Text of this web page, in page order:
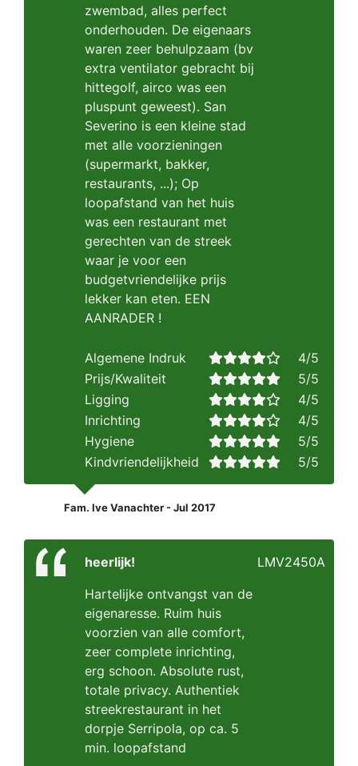
zwembad, alles perfect
onderhouden. De eigenaars
waren zeer behulpzaam (bv
extra ventilator gebracht bij
hittegolf, airco was een
pluspunt geweest). San
Severino is een kleine stad
met alle voorzieningen
(supermarkt, bakker,
restaurants, ...); Op
loopafstand van het huis
was een restaurant met
gerechten van de streek
waar je voor een
budgetvriendelijke prijs
lekker kan eten. EEN
AANRADER !
Algemene Indruk
4/5
Prijs/Kwaliteit
5/5
Ligging
4/5
Inrichting
4/5
Hygiene
5/5
Kindvriendelijkheid
5/5
Fam. Ive Vanachter - Jul 2017
heerlijk!
Hartelijke ontvangst van de
eigenaresse. Ruim huis
voorzien van alle comfort,
zeer complete inrichting,
erg schoon. Absolute rust,
totale privacy. Authentiek
streekrestaurant in het
dorpje Serripola, op ca. 5
min. loopafstand
LMV2450A